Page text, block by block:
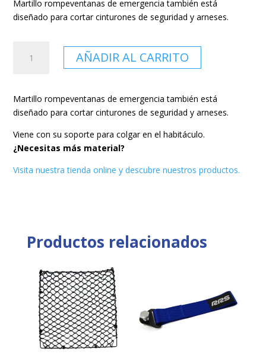
Martillo rompeventanas de emergencia también está
diseñado para cortar cinturones de seguridad y arneses.
rompeventanas
de
cinturones
de
seguridad
cantidad
AÑADIR AL CARRITO
Martillo rompeventanas de emergencia también está
diseñado para cortar cinturones de seguridad y arneses.
Viene con su soporte para colgar en el habitáculo.
¿Necesitas más material?
Visita nuestra tienda online y descubre nuestros productos.
Productos relacionados